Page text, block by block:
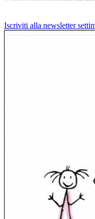
Iscriviti alla newsletter